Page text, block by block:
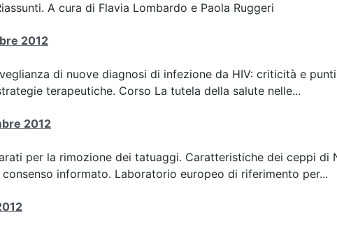
A cura di Flavia Lombardo e Paola Ruggeri
2012
di nuove diagnosi di infezione da HIV: criticità e
terapeutiche. Corso La tutela della salute nelle...
2012
per la rimozione dei tatuaggi. Caratteristiche dei ceppi di
informato. Laboratorio europeo di riferimento per...